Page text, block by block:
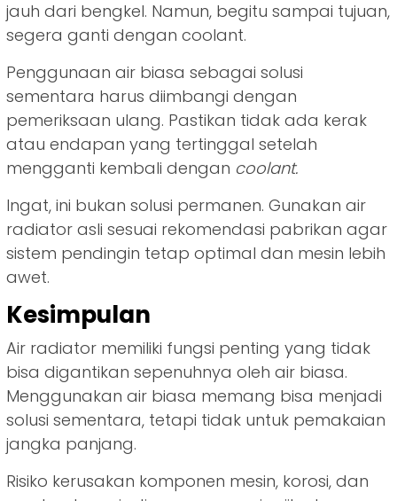
jauh dari bengkel. Namun, begitu sampai tujuan,
segera ganti dengan coolant.
Penggunaan air biasa sebagai solusi
sementara harus diimbangi dengan
pemeriksaan ulang. Pastikan tidak ada kerak
atau endapan yang tertinggal setelah
mengganti kembali dengan coolant.
Ingat, ini bukan solusi permanen. Gunakan air
radiator asli sesuai rekomendasi pabrikan agar
sistem pendingin tetap optimal dan mesin lebih
awet.
Kesimpulan
Air radiator memiliki fungsi penting yang tidak
bisa digantikan sepenuhnya oleh air biasa.
Menggunakan air biasa memang bisa menjadi
solusi sementara, tetapi tidak untuk pemakaian
jangka panjang.
Risiko kerusakan komponen mesin, korosi, dan